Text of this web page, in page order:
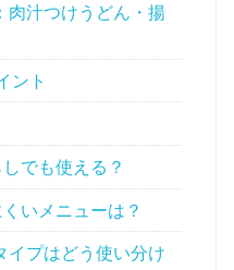
肉汁つけうどん・揚
ント
でも使える？
いメニューは？
イプはどう使い分け